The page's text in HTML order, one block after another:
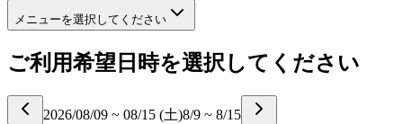
メニューを選択してください
ご利用希望日時を選択してください
2026/08/09 ~ 08/15 (土)8/9 ~ 8/15